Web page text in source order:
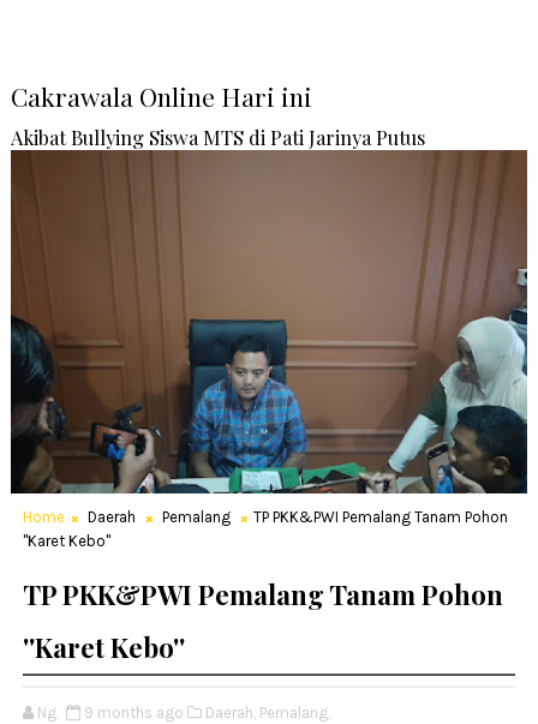
Cakrawala Online Hari ini
Akibat Bullying Siswa MTS di Pati Jarinya Putus
Home Daerah Pemalang
TP PKK&PWI Pemalang Tanam Pohon
''Karet Kebo''
TP PKK&PWI Pemalang Tanam Pohon
''Karet Kebo''
Ng 9 months ago Daerah, Pemalang,